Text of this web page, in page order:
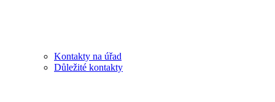
Kontakty na úřad
Důležité kontakty